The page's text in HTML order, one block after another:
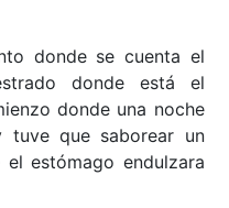
donde se cuenta el
donde está el
donde una noche
que saborear un
estómago endulzara